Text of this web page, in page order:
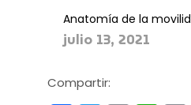
Anatomía de la
julio 13, 2021
Compartir: